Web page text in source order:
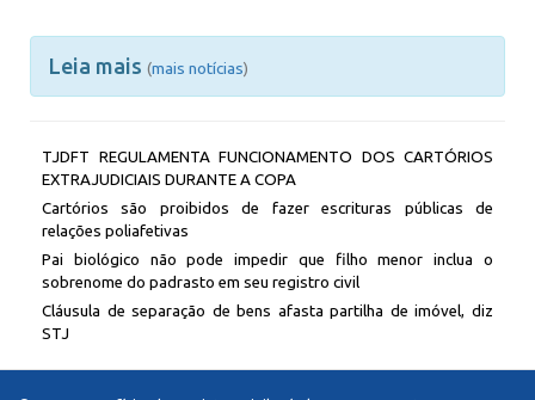
Leia mais (mais notícias)
TJDFT REGULAMENTA FUNCIONAMENTO DOS CARTÓRIOS
EXTRAJUDICIAIS DURANTE A COPA
Cartórios são proibidos de fazer escrituras públicas de
relações poliafetivas
Pai biológico não pode impedir que filho menor inclua o
sobrenome do padrasto em seu registro civil
Cláusula de separação de bens afasta partilha de imóvel, diz
STJ